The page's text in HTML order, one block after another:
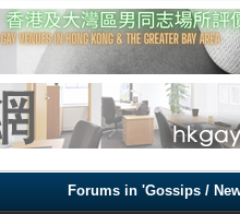
Forums in 'Gossips /